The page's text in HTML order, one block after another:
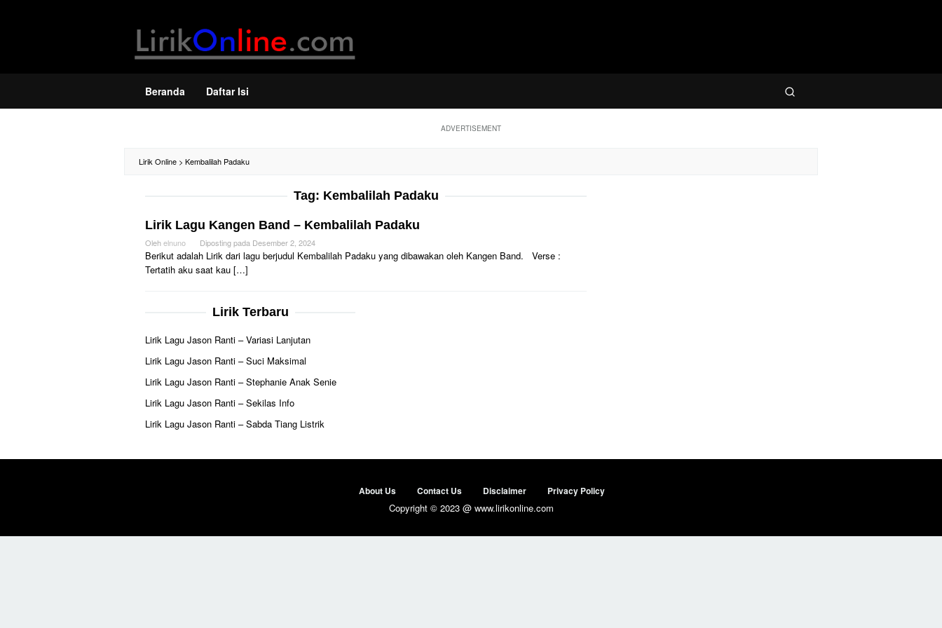
Beranda Daftar Isi
ADVERTISEMENT
Lirik Online > Kembalilah Padaku
Tag: Kembalilah Padaku
Lirik Lagu Kangen Band – Kembalilah Padaku
Olehelnuno Diposting pada Desember 2, 2024
Berikut adalah Lirik dari lagu berjudul Kembalilah Padaku yang dibawakan oleh Kangen Band. Verse :
Tertatih aku saat kau […]
Lirik Terbaru
Lirik Lagu Jason Ranti – Variasi Lanjutan
Lirik Lagu Jason Ranti – Suci Maksimal
Lirik Lagu Jason Ranti – Stephanie Anak Senie
Lirik Lagu Jason Ranti – Sekilas Info
Lirik Lagu Jason Ranti – Sabda Tiang Listrik
About Us Contact Us Disclaimer Privacy Policy
Copyright © 2023 @ www.lirikonline.com